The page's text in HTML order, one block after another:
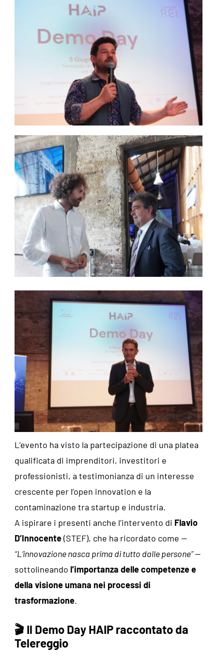
L’evento ha visto la partecipazione di una platea
qualificata di imprenditori, investitori e
professionisti, a testimonianza di un interesse
crescente per l’open innovation e la
contaminazione tra startup e industria.
A ispirare i presenti anche l’intervento di Flavio
D’Innocente(STEF), che ha ricordato come —
“L’innovazione nasca prima di tutto dalle persone”—
sottolineando l’importanza delle competenze e
della visione umana nei processi di
trasformazione.
🎬 Il Demo Day HAIP raccontato da
Telereggio